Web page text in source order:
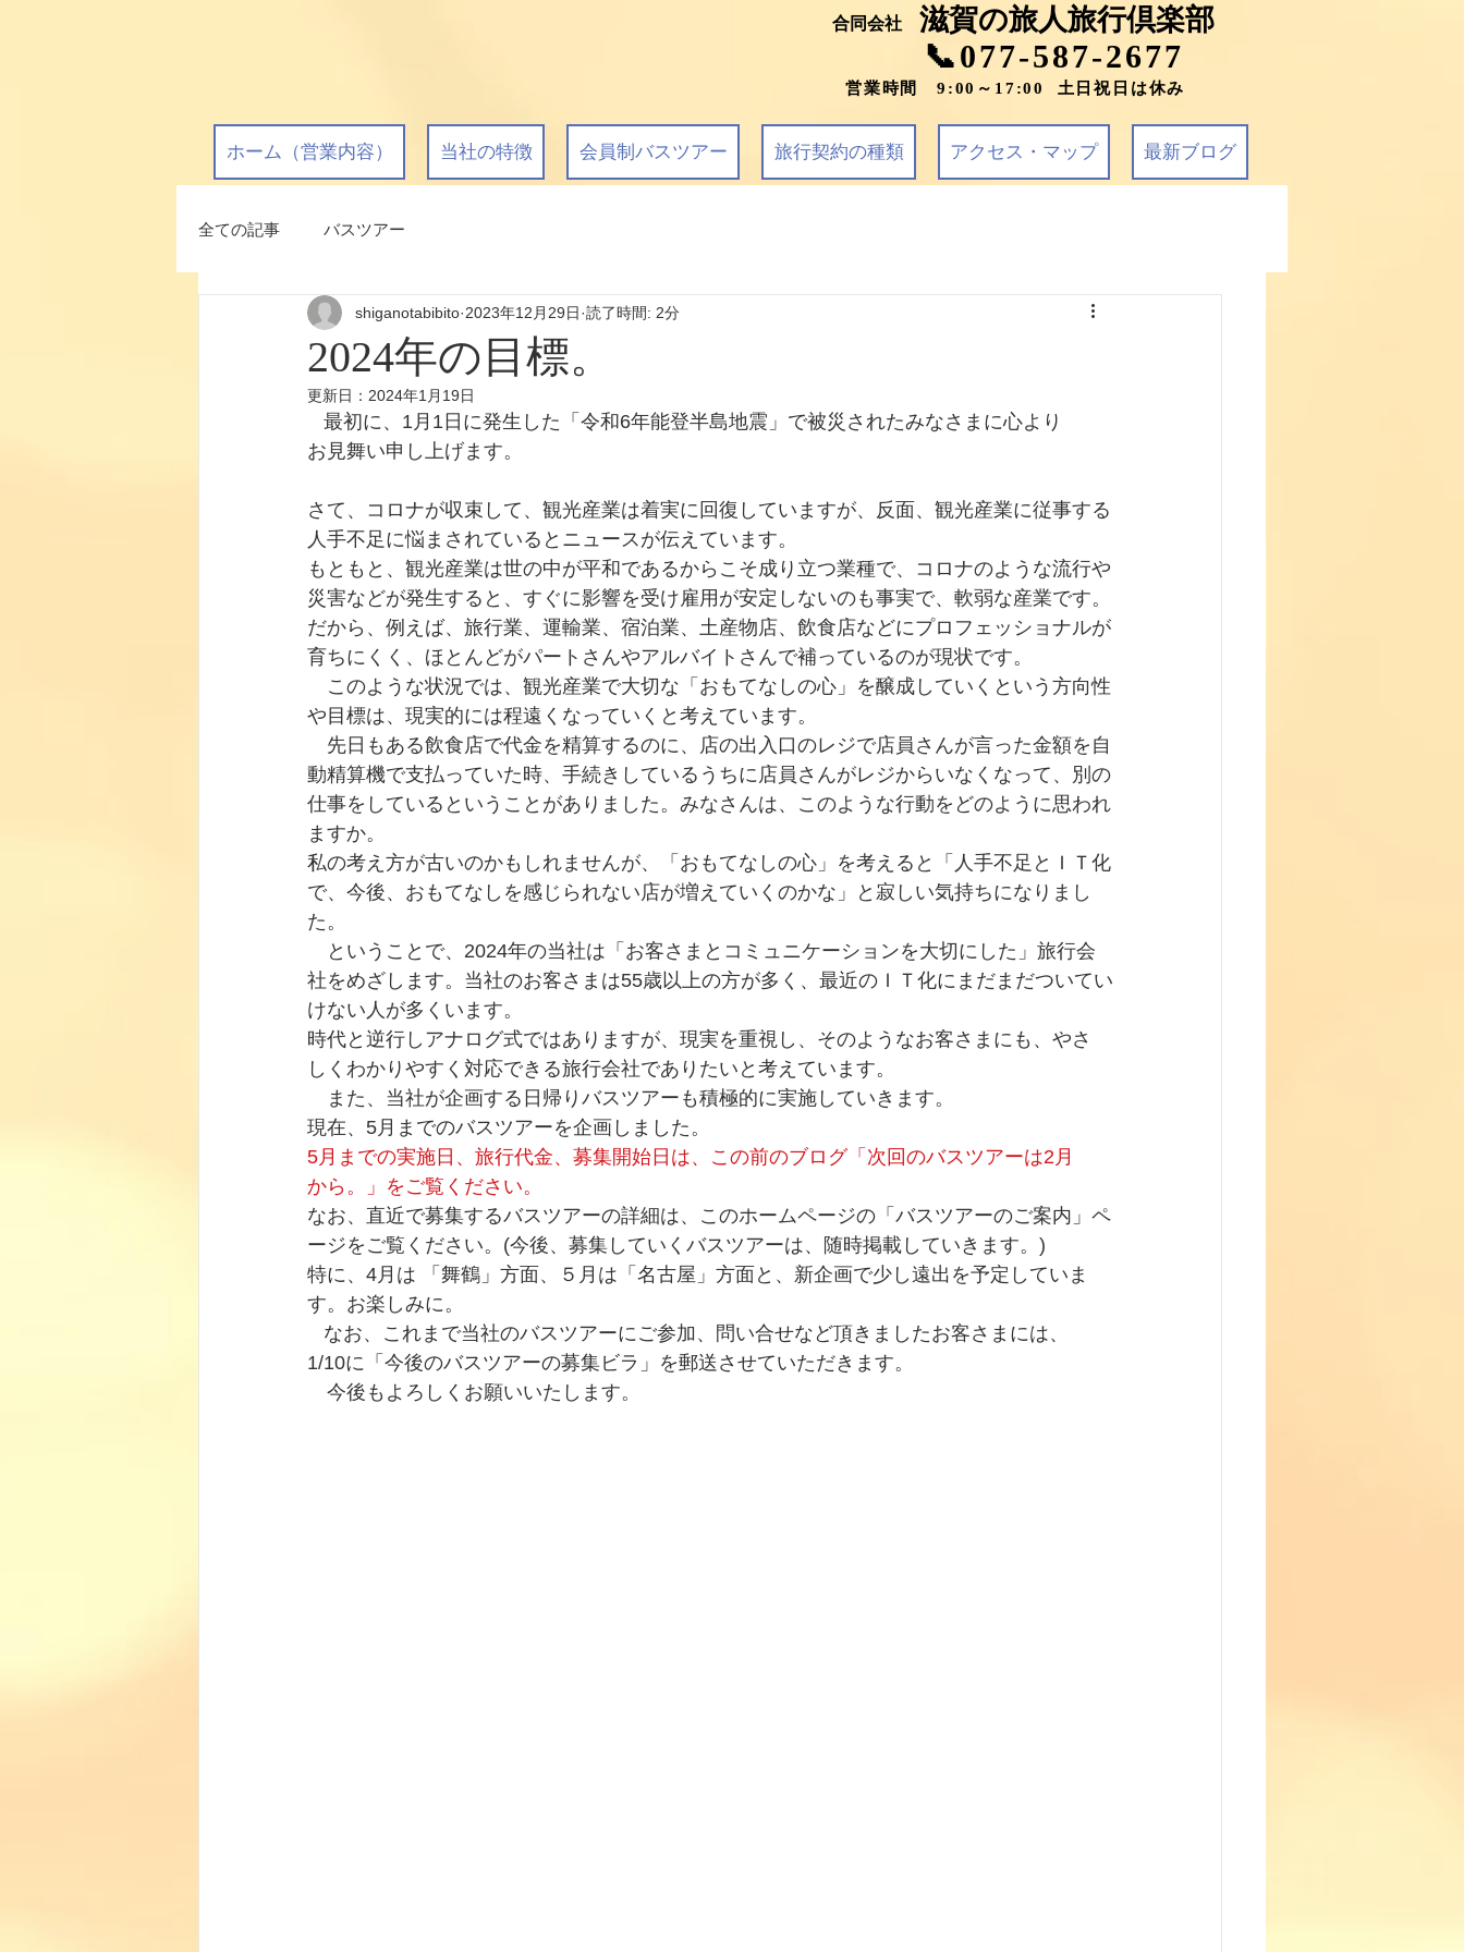
合同会社 滋賀の旅人旅行倶楽部
📞077-587-2677
営業時間 9:00～17:00 土日祝日は休み
ホーム（営業内容） 当社の特徴 会員制バスツアー 旅行契約の種類 アクセス・マップ 最新ブログ
全ての記事 バスツアー
2024年の目標。
shiganotabibito 2023年12月29日 読了時間: 2分
更新日： 2024年1月19日
   最初に、1月1日に発生した「令和6年能登半島地震」で被災されたみなさまに心より
お見舞い申し上げます。
さて、コロナが収束して、観光産業は着実に回復していますが、反面、観光産業に従事する
人手不足に悩まされているとニュースが伝えています。
もともと、観光産業は世の中が平和であるからこそ成り立つ業種で、コロナのような流行や
災害などが発生すると、すぐに影響を受け雇用が安定しないのも事実で、軟弱な産業です。
だから、例えば、旅行業、運輸業、宿泊業、土産物店、飲食店などにプロフェッショナルが
育ちにくく、ほとんどがパートさんやアルバイトさんで補っているのが現状です。
このような状況では、観光産業で大切な「おもてなしの心」を醸成していくという方向性
や目標は、現実的には程遠くなっていくと考えています。
先日もある飲食店で代金を精算するのに、店の出入口のレジで店員さんが言った金額を自
動精算機で支払っていた時、手続きしているうちに店員さんがレジからいなくなって、別の
仕事をしているということがありました。みなさんは、このような行動をどのように思われ
ますか。
私の考え方が古いのかもしれませんが、「おもてなしの心」を考えると「人手不足とＩＴ化
で、今後、おもてなしを感じられない店が増えていくのかな」と寂しい気持ちになりまし
た。
ということで、2024年の当社は「お客さまとコミュニケーションを大切にした」旅行会
社をめざします。当社のお客さまは55歳以上の方が多く、最近のＩＴ化にまだまだついてい
けない人が多くいます。
時代と逆行しアナログ式ではありますが、現実を重視し、そのようなお客さまにも、やさ
しくわかりやすく対応できる旅行会社でありたいと考えています。
また、当社が企画する日帰りバスツアーも積極的に実施していきます。
現在、5月までのバスツアーを企画しました。
5月までの実施日、旅行代金、募集開始日は、この前のブログ「次回のバスツアーは2月
から。」をご覧ください。
なお、直近で募集するバスツアーの詳細は、このホームページの「バスツアーのご案内」ペ
ージをご覧ください。(今後、募集していくバスツアーは、随時掲載していきます。)
特に、4月は 「舞鶴」方面、５月は「名古屋」方面と、新企画で少し遠出を予定していま
す。お楽しみに。
   なお、これまで当社のバスツアーにご参加、問い合せなど頂きましたお客さまには、
1/10に「今後のバスツアーの募集ビラ」を郵送させていただきます。
今後もよろしくお願いいたします。